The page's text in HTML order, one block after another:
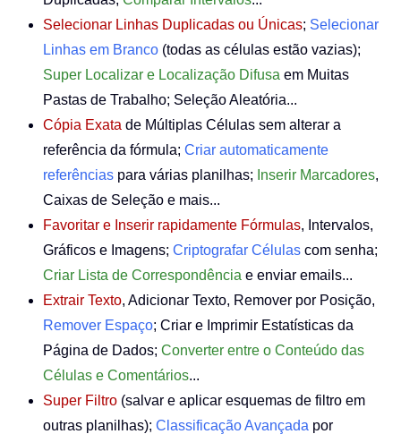
Selecionar Linhas Duplicadas ou Únicas; Selecionar
Linhas em Branco (todas as células estão vazias);
Super Localizar e Localização Difusa em Muitas
Pastas de Trabalho; Seleção Aleatória...
Cópia Exata de Múltiplas Células sem alterar a
referência da fórmula; Criar automaticamente
referências para várias planilhas; Inserir Marcadores,
Caixas de Seleção e mais...
Favoritar e Inserir rapidamente Fórmulas, Intervalos,
Gráficos e Imagens; Criptografar Células com senha;
Criar Lista de Correspondência e enviar emails...
Extrair Texto, Adicionar Texto, Remover por Posição,
Remover Espaço; Criar e Imprimir Estatísticas da
Página de Dados; Converter entre o Conteúdo das
Células e Comentários...
Super Filtro (salvar e aplicar esquemas de filtro em
outras planilhas); Classificação Avançada por